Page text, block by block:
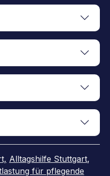
Alltagshilfe Stuttgart,
für pflegende